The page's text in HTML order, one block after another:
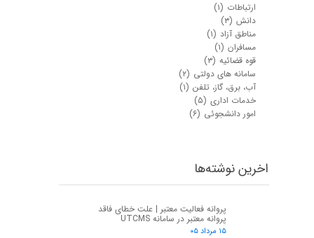
ارتباطات (۱)
دانش (۳)
مناطق آزاد (۱)
مسافران (۱)
قوه قضائیه (۳)
سامانه های دولتی (۲)
آب، برق، گاز، تلفن (۱)
خدمات اداری (۵)
امور دانشجوئی (۶)
اخرین نوشته‌ها
پروانه فعالیت معتبر | علت خطای فاقد
پروانه معتبر در سامانه UTCMS
۱۵ مرداد ۰۵